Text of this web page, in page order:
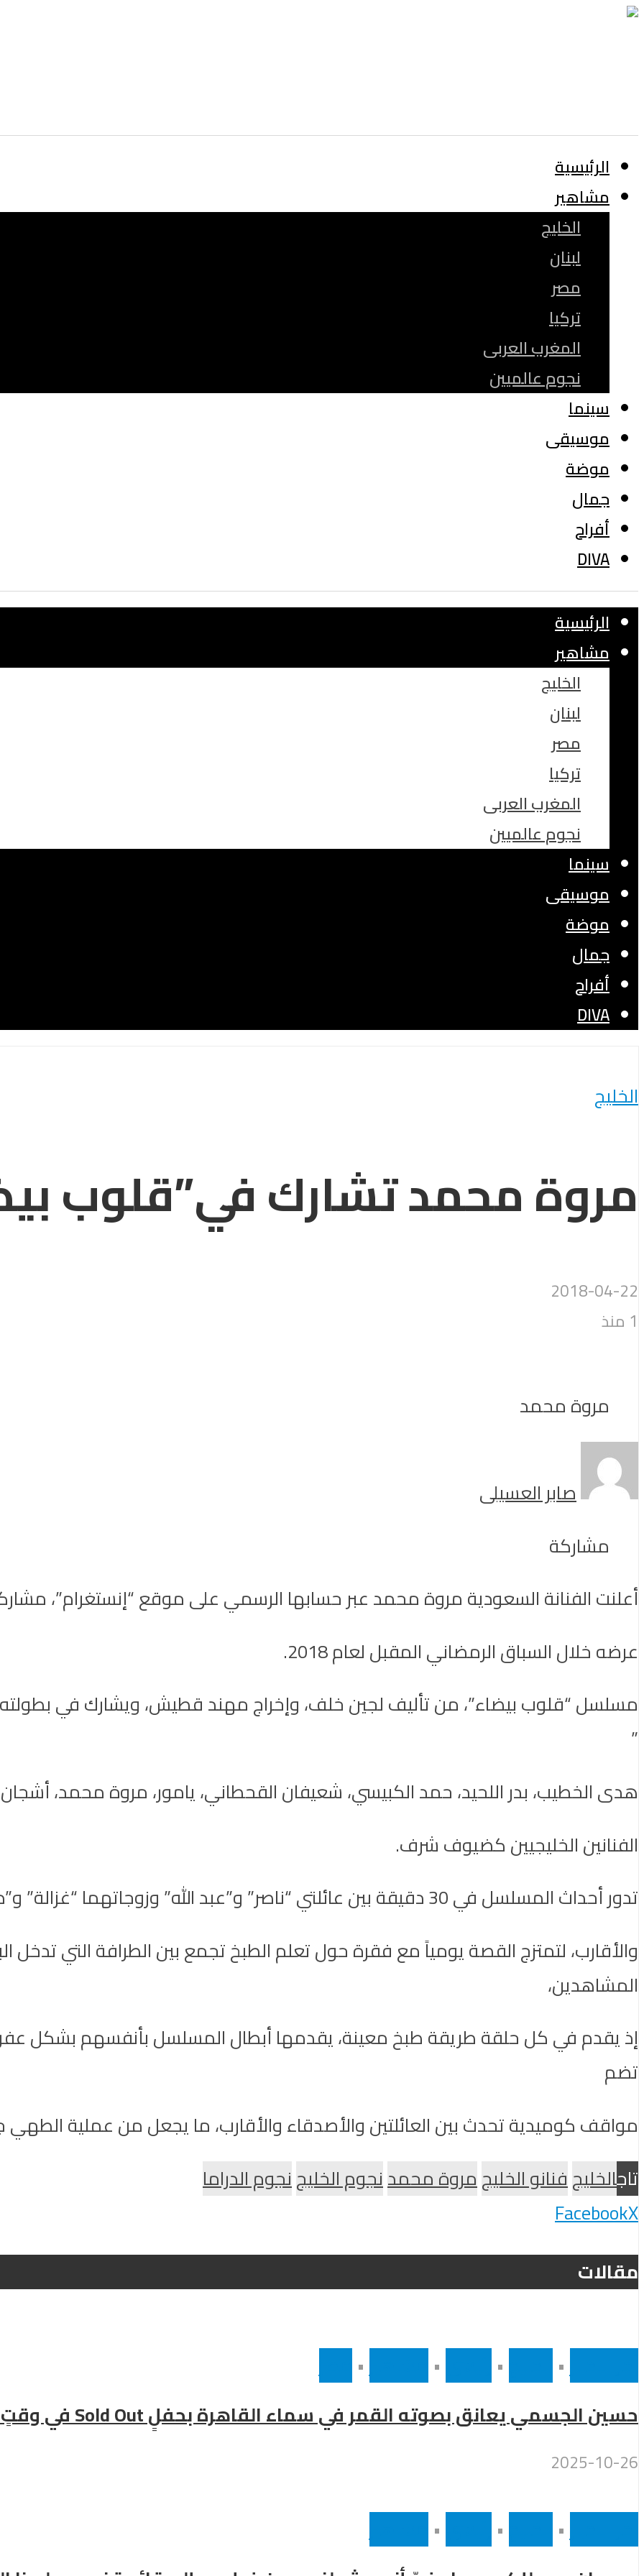
الرئيسية
مشاهير
الخليج
لبنان
مصر
تركيا
المغرب العربى
نجوم عالميين
سينما
موسيقى
موضة
جمال
أفراح
DIVA
الرئيسية
مشاهير
الخليج
لبنان
مصر
تركيا
المغرب العربى
نجوم عالميين
سينما
موسيقى
موضة
جمال
أفراح
DIVA
الخليج
مروة محمد تشارك في”قلوب
2018-04-22
1 منذ
مروة محمد
صابر العسيلى
مشاركة
أعلنت الفنانة السعودية مروة محمد عبر حسابها الرسمي على موقع “إنستغرام”،
عرضه خلال السباق الرمضاني المقبل لعام 2018.
مسلسل “قلوب بيضاء”، من تأليف لجين خلف، وإخراج مهند قطيش، ويشارك في
”
هدى الخطيب، بدر اللحيد، حمد الكبيسي، شعيفان القحطاني، يامور، مروة محمد،
الفنانين الخليجيين كضيوف شرف.
تدور أحداث المسلسل في 30 دقيقة بين عائلتي “ناصر” و”عبد الله” وزوجاتهما “غزالة” و”درة “، ومجموعة من الأصدقاء
والأقارب، لتمتزج القصة يومياً مع فقرة حول تعلم الطبخ تجمع بين الطرافة التي تدخل
المشاهدين،
إذ يقدم في كل حلقة طريقة طبخ معينة، يقدمها أبطال المسلسل بأنفسهم بشكل
تضم
مواقف كوميدية تحدث بين العائلتين والأصدقاء والأقارب، ما يجعل من عملية الطهي
تاجالخليجفنانو الخليجمروة محمدنجوم الخليجنجوم الدراما
FacebookX
مقالات
•
•
•
•
حسين الجسمي يعانق بصوته القمر في سماء القاهرة بحفلٍ Sold Out في وقتٍ قياسي
2025-10-26
•
•
•